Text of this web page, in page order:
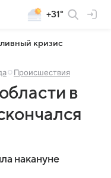
+31°
кризис
Происшествия
в
накануне